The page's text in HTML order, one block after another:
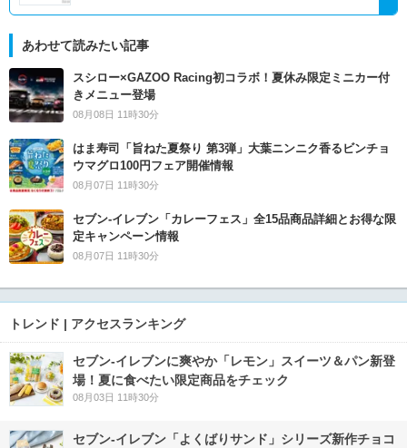
あわせて読みたい記事
スシロー×GAZOO Racing初コラボ！夏休み限定ミニカー付
きメニュー登場
08月08日 11時30分
はま寿司「旨ねた夏祭り 第3弾」大葉ニンニク香るビンチョ
ウマグロ100円フェア開催情報
08月07日 11時30分
セブン‐イレブン「カレーフェス」全15品商品詳細とお得な限
定キャンペーン情報
08月07日 11時30分
トレンド | アクセスランキング
セブン‐イレブンに爽やか「レモン」スイーツ＆パン新登
場！夏に食べたい限定商品をチェック
08月03日 11時30分
セブン‐イレブン「よくばりサンド」シリーズ新作チョコ